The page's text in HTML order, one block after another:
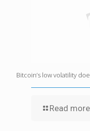
Bitcoin’s low volatility
Read more